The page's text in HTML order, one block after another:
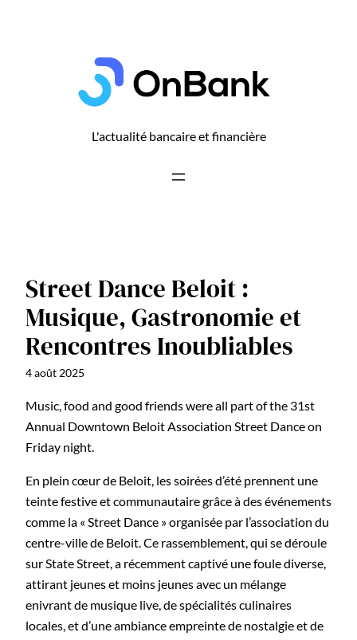
L'actualité bancaire et financière
Street Dance Beloit :
Musique, Gastronomie et
Rencontres Inoubliables
4 août 2025
Music, food and good friends were all part of the 31st
Annual Downtown Beloit Association Street Dance on
Friday night.
En plein cœur de Beloit, les soirées d’été prennent une
teinte festive et communautaire grâce à des événements
comme la « Street Dance » organisée par l’association du
centre-ville de Beloit. Ce rassemblement, qui se déroule
sur State Street, a récemment captivé une foule diverse,
attirant jeunes et moins jeunes avec un mélange
enivrant de musique live, de spécialités culinaires
locales, et d’une ambiance empreinte de nostalgie et de